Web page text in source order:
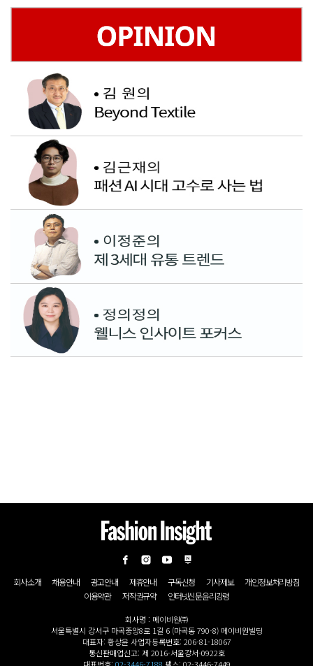
회사소개 채용안내 광고안내 제휴안내 구독신청 기사제보
개인정보처리방침
이용약관
저작권규약 인터넷신문윤리강령
회사명 : 메이비원㈜
서울특별시 강서구 마곡중앙8로 1길 6 (마곡동 790-8) 메이비원빌딩
대표자: 황상윤 사업자등록번호: 206-81-18067
통신판매업신고: 제 2016-서울강서-0922호